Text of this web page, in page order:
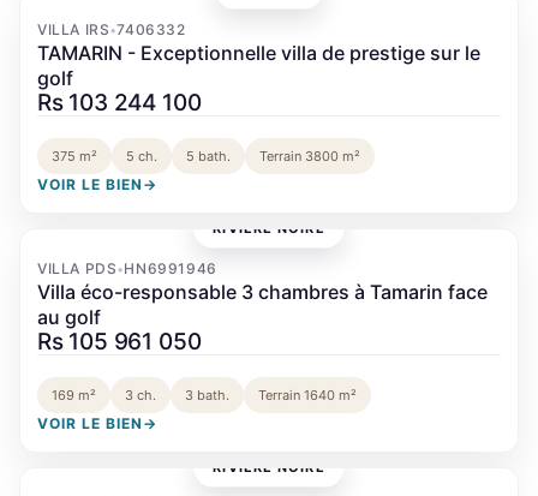
VILLA IRS•7406332
TAMARIN - Exceptionnelle villa de prestige sur le
golf
Rs 103 244 100
375 m² 5 ch. 5 bath. Terrain 3800 m²
VOIR LE BIEN →
RIVIÈRE NOIRE
VILLA PDS•HN6991946
Villa éco-responsable 3 chambres à Tamarin face
au golf
Rs 105 961 050
169 m² 3 ch. 3 bath. Terrain 1640 m²
VOIR LE BIEN →
RIVIÈRE NOIRE